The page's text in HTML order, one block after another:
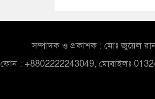
সম্পাদক ও প্রকাশক : মোঃ জুয়েল
ফোন : +8802222243049, মোবাইলঃ